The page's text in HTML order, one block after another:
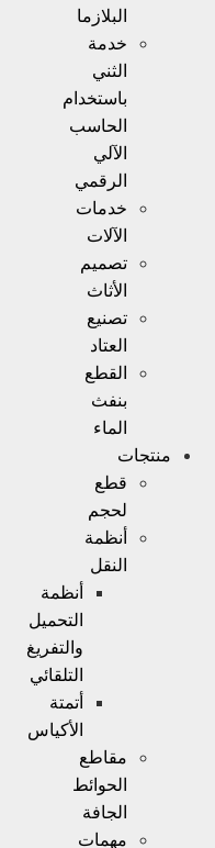
البلازما
خدمة
الثني
باستخدام
الحاسب
الآلي
الرقمي
خدمات
الآلات
تصميم
الأثاث
تصنيع
العتاد
القطع
بنفث
الماء
منتجات
قطع
لحجم
أنظمة
النقل
أنظمة
التحميل
والتفريغ
التلقائي
أتمتة
الأكياس
مقاطع
الحوائط
الجافة
مهمات